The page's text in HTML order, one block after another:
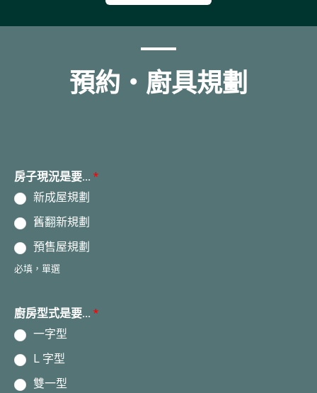
預約・廚具規劃
房子現況是要... *
新成屋規劃
舊翻新規劃
預售屋規劃
必填，單選
廚房型式是要... *
一字型
L 字型
雙一型